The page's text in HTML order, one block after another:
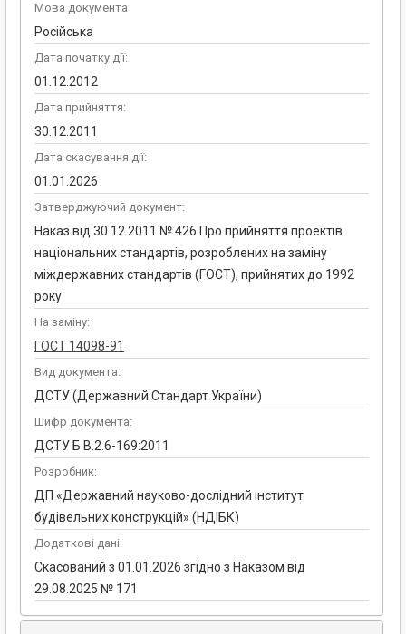
Мова документа
Російська
Дата початку дії:
01.12.2012
Дата прийняття:
30.12.2011
Дата скасування дії:
01.01.2026
Затверджуючий документ:
Наказ від 30.12.2011 № 426 Про прийняття проектів
національних стандартів, розроблених на заміну
міждержавних стандартів (ГОСТ), прийнятих до 1992
року
На заміну:
ГОСТ 14098-91
Вид документа:
ДСТУ (Державний Стандарт України)
Шифр документа:
ДСТУ Б В.2.6-169:2011
Розробник:
ДП «Державний науково-дослідний інститут
будівельних конструкцій» (НДІБК)
Додаткові дані:
Скасований з 01.01.2026 згідно з Наказом від
29.08.2025 № 171